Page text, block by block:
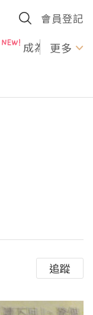
會員登記
成為U更多
追蹤